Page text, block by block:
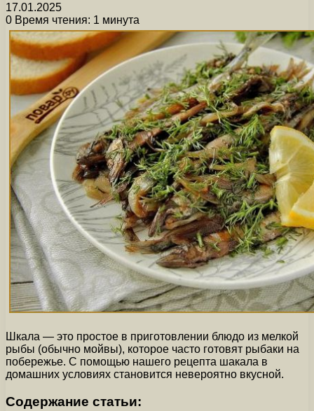
17.01.2025
0 Время чтения: 1 минута
Шкала — это простое в приготовлении блюдо из мелкой
рыбы (обычно мойвы), которое часто готовят рыбаки на
побережье. С помощью нашего рецепта шакала в
домашних условиях становится невероятно вкусной.
Содержание статьи: